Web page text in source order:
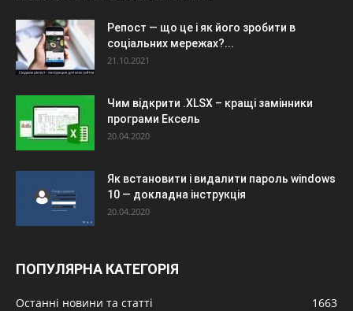
Репост — що це і як його зробити в
соціальних мережах?...
21.10.2021
Чим відкрити .XLSX – кращі замінники
програми Ексель
20.04.2020
Як встановити і видалити пароль windows
10 — докладна інструкція
20.04.2020
ПОПУЛЯРНА КАТЕГОРІЯ
Останні новини та статті
1663